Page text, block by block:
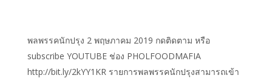
พลพรรคนักปรุง 2 พฤษภาคม 2019 กดติดตาม หรือ
subscribe YOUTUBE ช่อง PHOLFOODMAFIA
http://bit.ly/2kYY1KR รายการพลพรรคนักปรุงสามารถเข้า